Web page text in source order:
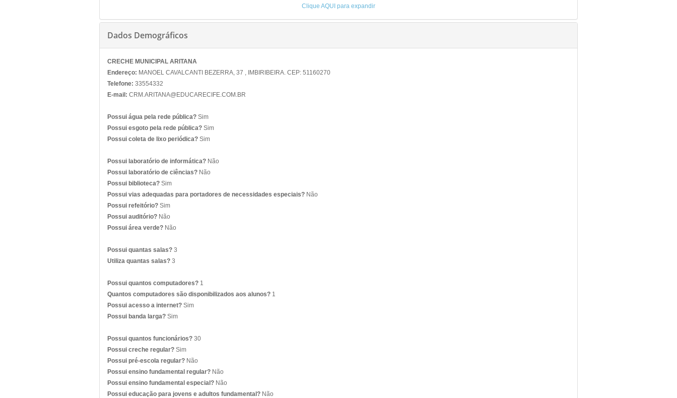
Clique AQUI para expandir
Dados Demográficos
CRECHE MUNICIPAL ARITANA
Endereço: MANOEL CAVALCANTI BEZERRA, 37 , IMBIRIBEIRA. CEP: 51160270
Telefone: 33554332
E-mail: CRM.ARITANA@EDUCARECIFE.COM.BR
Possui água pela rede pública? Sim
Possui esgoto pela rede pública? Sim
Possui coleta de lixo periódica? Sim
Possui laboratório de informática? Não
Possui laboratório de ciências? Não
Possui biblioteca? Sim
Possui vias adequadas para portadores de necessidades especiais? Não
Possui refeitório? Sim
Possui auditório? Não
Possui área verde? Não
Possui quantas salas? 3
Utiliza quantas salas? 3
Possui quantos computadores? 1
Quantos computadores são disponibilizados aos alunos? 1
Possui acesso a internet? Sim
Possui banda larga? Sim
Possui quantos funcionários? 30
Possui creche regular? Sim
Possui pré-escola regular? Não
Possui ensino fundamental regular? Não
Possui ensino fundamental especial? Não
Possui educação para jovens e adultos fundamental? Não